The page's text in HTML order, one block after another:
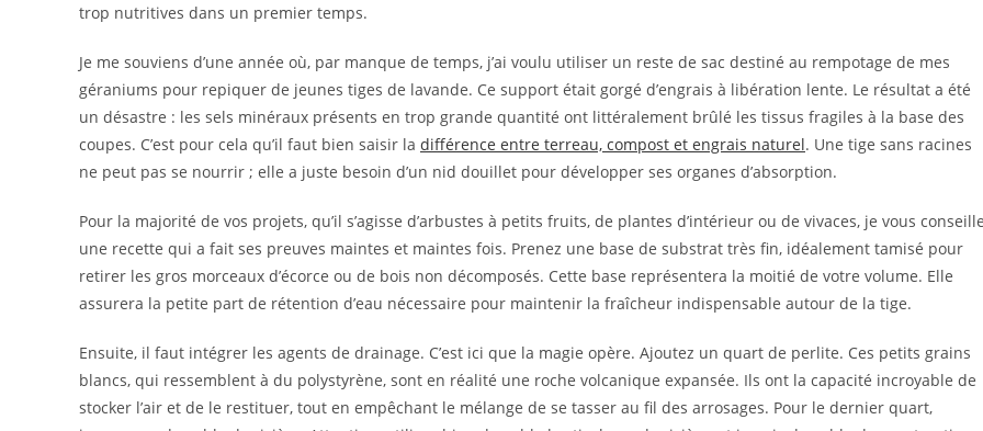
trop nutritives dans un premier temps.
Je me souviens d’une année où, par manque de temps, j’ai voulu utiliser un reste de sac destiné au rempotage de mes
géraniums pour repiquer de jeunes tiges de lavande. Ce support était gorgé d’engrais à libération lente. Le résultat a été
un désastre : les sels minéraux présents en trop grande quantité ont littéralement brûlé les tissus fragiles à la base des
coupes. C’est pour cela qu’il faut bien saisir la différence entre terreau, compost et engrais naturel. Une tige sans racines
ne peut pas se nourrir ; elle a juste besoin d’un nid douillet pour développer ses organes d’absorption.
Pour la majorité de vos projets, qu’il s’agisse d’arbustes à petits fruits, de plantes d’intérieur ou de vivaces, je vous
une recette qui a fait ses preuves maintes et maintes fois. Prenez une base de substrat très fin, idéalement tamisé pour
retirer les gros morceaux d’écorce ou de bois non décomposés. Cette base représentera la moitié de votre volume. Elle
assurera la petite part de rétention d’eau nécessaire pour maintenir la fraîcheur indispensable autour de la tige.
Ensuite, il faut intégrer les agents de drainage. C’est ici que la magie opère. Ajoutez un quart de perlite. Ces petits grains
blancs, qui ressemblent à du polystyrène, sont en réalité une roche volcanique expansée. Ils ont la capacité incroyable de
stocker l’air et de le restituer, tout en empêchant le mélange de se tasser au fil des arrosages. Pour le dernier quart,